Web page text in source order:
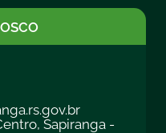
Sapiranga -